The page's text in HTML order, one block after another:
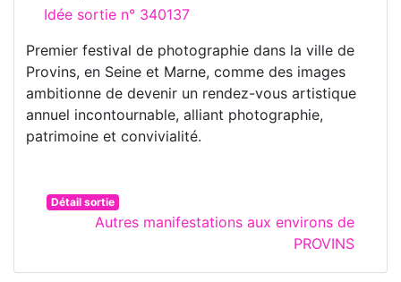
Idée sortie n° 340137
Premier festival de photographie dans la ville de
Provins, en Seine et Marne, comme des images
ambitionne de devenir un rendez-vous artistique
annuel incontournable, alliant photographie,
patrimoine et convivialité.
Détail sortie
Autres manifestations aux environs de
PROVINS